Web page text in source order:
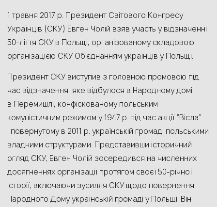
1 травня 2017 р. Президент Світового Конґресу
Українців (СКУ) Евген Чолій взяв участь у відзначенні
50-ліття СКУ в Польщі, організованому складовою
організацією СКУ Об’єднанням українців у Польщі.
Президент СКУ виступив з головною промовою під
час відзначення, яке відбулося в Народному домі
в Перемишлі, конфіскованому польським
комуністичним режимом у 1947 р. під час акції “Вісла”
і повернутому в 2011 р. українській громаді польськими
владними структурами. Представивши історичний
огляд СКУ, Евген Чолій зосередився на численних
досягненнях організації протягом своєї 50-річної
історії, включаючи зусилля СКУ щодо повернення
Народного Дому українській громаді у Польщі. Він